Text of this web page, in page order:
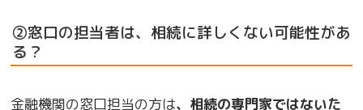
②窓口の担当者は、相続に詳しくない可能性があ
る？
金融機関の窓口担当の方は、相続の専門家ではないた